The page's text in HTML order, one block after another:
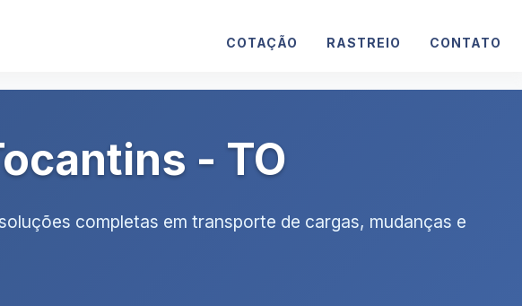
COTAÇÃO RASTREIO CONTATO
- TO
completas em transporte de cargas, mudanças e